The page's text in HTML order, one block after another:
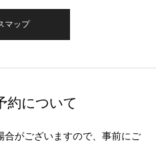
マップ
約について
合がございますので、事前にご